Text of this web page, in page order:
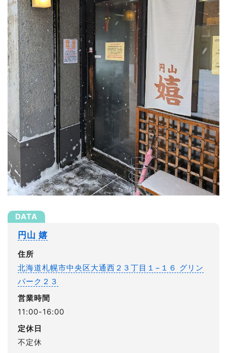
円山 嬉
住所
北海道札幌市中央区大通西２３丁目１−１６ グリン
パーク２３
営業時間
11:00-16:00
定休日
不定休